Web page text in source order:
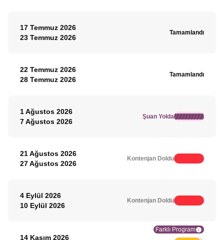
17 Temmuz 2026
23 Temmuz 2026
Tamamlandı
22 Temmuz 2026
28 Temmuz 2026
Tamamlandı
1 Ağustos 2026
7 Ağustos 2026
Şuan Yolda
21 Ağustos 2026
27 Ağustos 2026
Kontenjan Doldu
4 Eylül 2026
10 Eylül 2026
Kontenjan Doldu
14 Kasım 2026
Farklı Program